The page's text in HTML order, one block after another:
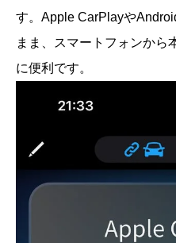
す。Apple CarPlayや
まま、スマートフォンから
に便利です。